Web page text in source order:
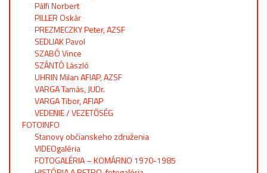
Pálfi Norbert
PILLER Oskár
PREZMECZKY Peter, AZSF
SEDLIAK Pavol
SZABÓ Vince
SZÁNTÓ László
UHRIN Milan AFIAP, AZSF
VARGA Tamás, JUDr.
VARGA Tibor, AFIAP
VEDENIE / VEZETŐSÉG
FOTOINFO
Stanovy občianskeho združenia
VIDEOgaléria
FOTOGALÉRIA – KOMÁRNO 1970-1985